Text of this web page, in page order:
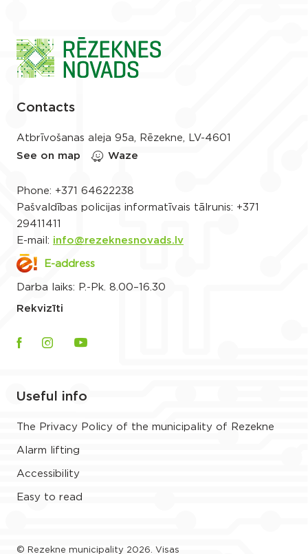
Contacts
Atbrīvošanas aleja 95a, Rēzekne, LV-4601
See on map
Waze
Phone: +371 64622238
Pašvaldības policijas informatīvais tālrunis: +371
29411411
E-mail: info@rezeknesnovads.lv
E-address
Darba laiks: P.-Pk. 8.00–16.30
Rekvizīti
Useful info
The Privacy Policy of the municipality of Rezekne
Alarm lifting
Accessibility
Easy to read
© Rezekne municipality 2026. Visas